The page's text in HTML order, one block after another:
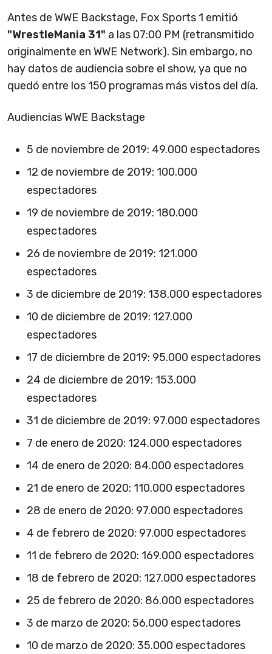
Antes de WWE Backstage, Fox Sports 1 emitió
"WrestleMania 31" a las 07:00 PM (retransmitido
originalmente en WWE Network). Sin embargo, no
hay datos de audiencia sobre el show, ya que no
quedó entre los 150 programas más vistos del día.
Audiencias WWE Backstage
5 de noviembre de 2019: 49.000 espectadores
12 de noviembre de 2019: 100.000
espectadores
19 de noviembre de 2019: 180.000
espectadores
26 de noviembre de 2019: 121.000
espectadores
3 de diciembre de 2019: 138.000 espectadores
10 de diciembre de 2019: 127.000
espectadores
17 de diciembre de 2019: 95.000 espectadores
24 de diciembre de 2019: 153.000
espectadores
31 de diciembre de 2019: 97.000 espectadores
7 de enero de 2020: 124.000 espectadores
14 de enero de 2020: 84.000 espectadores
21 de enero de 2020: 110.000 espectadores
28 de enero de 2020: 97.000 espectadores
4 de febrero de 2020: 97.000 espectadores
11 de febrero de 2020: 169.000 espectadores
18 de febrero de 2020: 127.000 espectadores
25 de febrero de 2020: 86.000 espectadores
3 de marzo de 2020: 56.000 espectadores
10 de marzo de 2020: 35.000 espectadores